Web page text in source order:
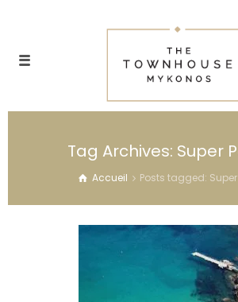
Tag Archives: Super
Accueil Posts tagged: